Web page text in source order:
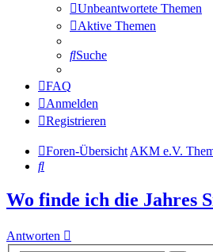
Unbeantwortete Themen
Aktive Themen
Suche
FAQ
Anmelden
Registrieren
Foren-Übersicht AKM e.V.
Suche
Wo finde ich die Jahres
Antworten